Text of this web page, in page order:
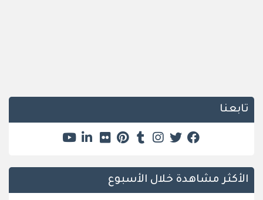
تابعنا
الأكثر مشاهدة خلال الأسبوع